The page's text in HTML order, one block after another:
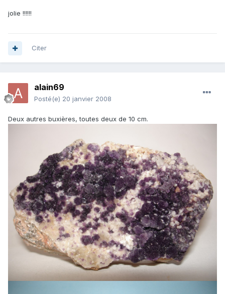
jolie !!!!!!
Citer
alain69
Posté(e) 20 janvier 2008
Deux autres buxières, toutes deux de 10 cm.